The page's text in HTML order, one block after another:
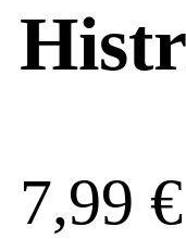
7,99 €